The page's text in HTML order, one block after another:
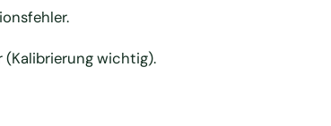
(Kalibrierung wichtig).